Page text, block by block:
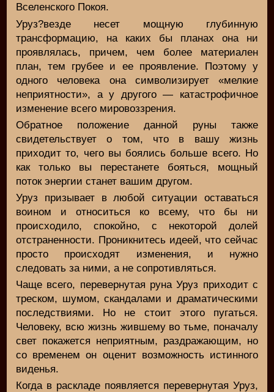
Вселенского Покоя.
Уруз?везде несет мощную глубинную
трансформацию, на каких бы планах она ни
проявлялась, причем, чем более материален
план, тем грубее и ее проявление. Поэтому у
одного человека она символизирует «мелкие
неприятности», а у другого — катастрофичное
изменение всего мировоззрения.
Обратное положение данной руны также
свидетельствует о том, что в вашу жизнь
приходит то, чего вы боялись больше всего. Но
как только вы перестанете бояться, мощный
поток энергии станет вашим другом.
Уруз призывает в любой ситуации оставаться
воином и относиться ко всему, что бы ни
происходило, спокойно, с некоторой долей
отстраненности. Проникнитесь идеей, что сейчас
просто происходят изменения, и нужно
следовать за ними, а не сопротивляться.
Чаще всего, перевернутая руна Уруз приходит с
треском, шумом, скандалами и драматическими
последствиями. Но не стоит этого пугаться.
Человеку, всю жизнь жившему во тьме, поначалу
свет покажется неприятным, раздражающим, но
со временем он оценит возможность истинного
виденья.
Когда в раскладе появляется перевернутая Уруз,